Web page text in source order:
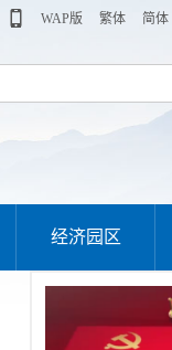
WAP版 繁体 简体
经济园区